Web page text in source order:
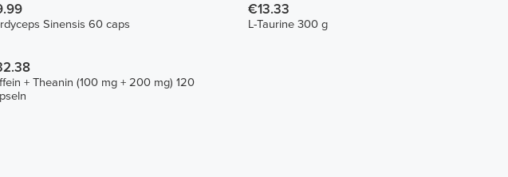
Sinensis 60 caps
€13.33
L-Taurine 300 g
+ Theanin (100 mg + 200 mg) 120